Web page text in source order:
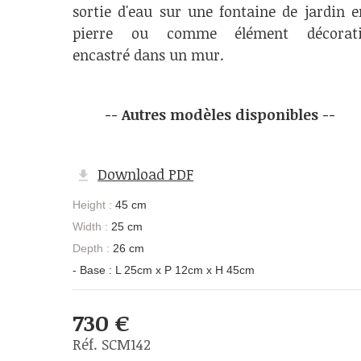
sortie d'eau sur une fontaine de jardin
pierre ou comme élément
encastré dans un mur.
-- Autres modèles disponibles --
Download PDF
Height : 45 cm
Width : 25 cm
Depth : 26 cm
- Base : L 25cm x P 12cm x H 45cm
730 €
Réf. SCM142